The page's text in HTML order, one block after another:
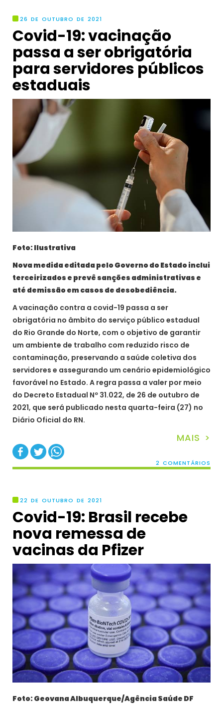
26 DE OUTUBRO DE 2021
Covid-19: vacinação
passa a ser obrigatória
para servidores públicos
estaduais
Foto: Ilustrativa
Nova medida editada pelo Governo do Estado inclui
terceirizados e prevê sanções administrativas e
até demissão em casos de desobediência.
A vacinação contra a covid-19 passa a ser
obrigatória no âmbito do serviço público estadual
do Rio Grande do Norte, com o objetivo de garantir
um ambiente de trabalho com reduzido risco de
contaminação, preservando a saúde coletiva dos
servidores e assegurando um cenário epidemiológico
favorável no Estado. A regra passa a valer por meio
do Decreto Estadual Nº 31.022, de 26 de outubro de
2021, que será publicado nesta quarta-feira (27) no
Diário Oficial do RN.
MAIS >
2 COMENTÁRIOS
22 DE OUTUBRO DE 2021
Covid-19: Brasil recebe
nova remessa de
vacinas da Pfizer
Foto: Geovana Albuquerque/Agência Saúde DF